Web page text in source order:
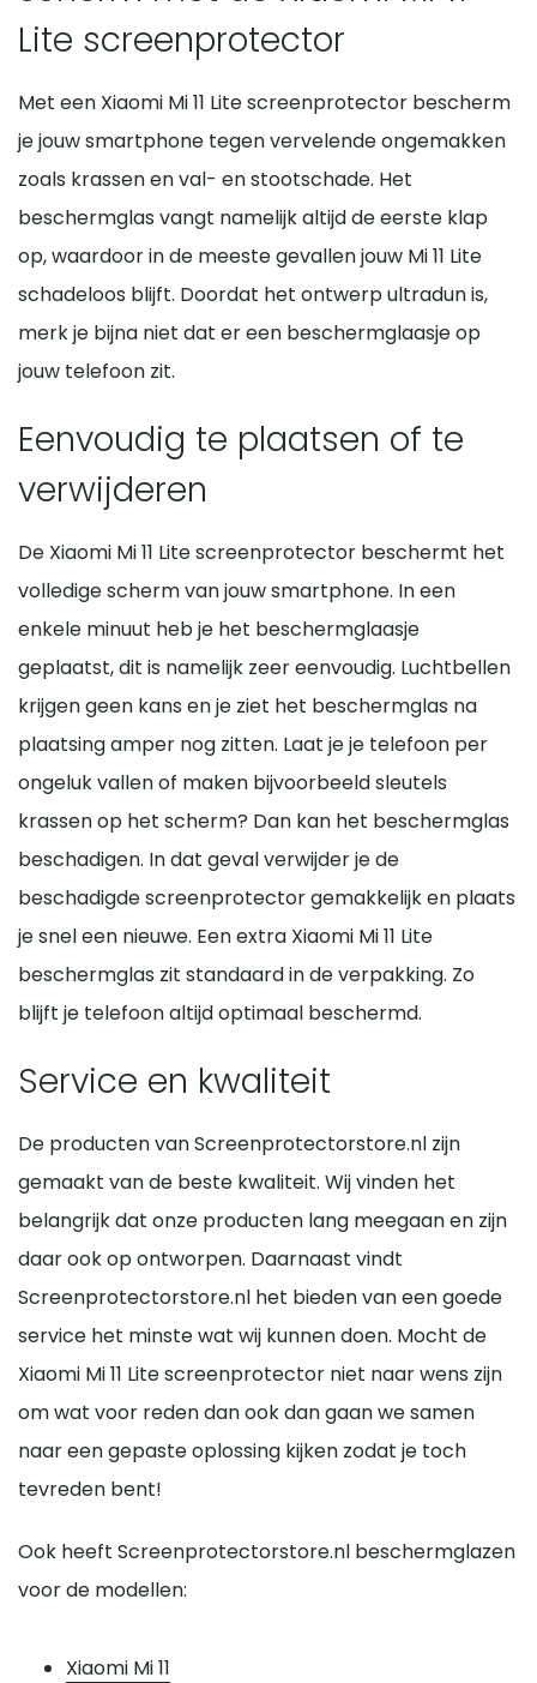
Lite screenprotector
Met een Xiaomi Mi 11 Lite screenprotector bescherm
je jouw smartphone tegen vervelende ongemakken
zoals krassen en val- en stootschade. Het
beschermglas vangt namelijk altijd de eerste klap
op, waardoor in de meeste gevallen jouw Mi 11 Lite
schadeloos blijft. Doordat het ontwerp ultradun is,
merk je bijna niet dat er een beschermglaasje op
jouw telefoon zit.
Eenvoudig te plaatsen of te
verwijderen
De Xiaomi Mi 11 Lite screenprotector beschermt het
volledige scherm van jouw smartphone. In een
enkele minuut heb je het beschermglaasje
geplaatst, dit is namelijk zeer eenvoudig. Luchtbellen
krijgen geen kans en je ziet het beschermglas na
plaatsing amper nog zitten. Laat je je telefoon per
ongeluk vallen of maken bijvoorbeeld sleutels
krassen op het scherm? Dan kan het beschermglas
beschadigen. In dat geval verwijder je de
beschadigde screenprotector gemakkelijk en plaats
je snel een nieuwe. Een extra Xiaomi Mi 11 Lite
beschermglas zit standaard in de verpakking. Zo
blijft je telefoon altijd optimaal beschermd.
Service en kwaliteit
De producten van Screenprotectorstore.nl zijn
gemaakt van de beste kwaliteit. Wij vinden het
belangrijk dat onze producten lang meegaan en zijn
daar ook op ontworpen. Daarnaast vindt
Screenprotectorstore.nl het bieden van een goede
service het minste wat wij kunnen doen. Mocht de
Xiaomi Mi 11 Lite screenprotector niet naar wens zijn
om wat voor reden dan ook dan gaan we samen
naar een gepaste oplossing kijken zodat je toch
tevreden bent!
Ook heeft Screenprotectorstore.nl beschermglazen
voor de modellen:
Xiaomi Mi 11